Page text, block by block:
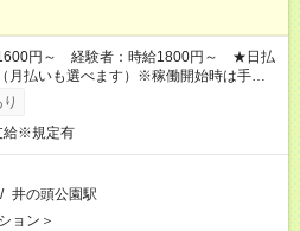
円～ 経験者：時給1800円～ ★日払
月払いも選べます）※稼働開始時は手続き
なります。
給※規定有
/ 井の頭公園駅
ョン＞